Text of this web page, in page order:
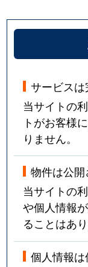
サービス
当サイトの
トがお客様
りません。
物件は公
当サイトの
や個人情報
ることはあり
個人情報